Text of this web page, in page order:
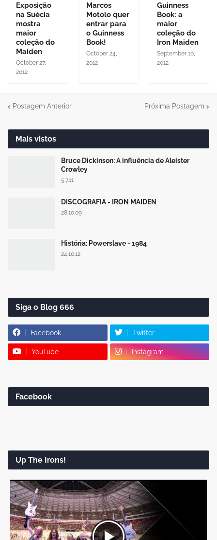
Exposição
na Suécia
mostra
maior
coleção do
Maiden
October 27,
2012
Marcos
Motolo quer
entrar para
o Guinness
Book!
October 24,
2012
Guinness
Book: a
maior
coleção do
Iron Maiden
September 10,
2012
Postagem Anterior Próxima Postagem
Mais vistos
Bruce Dickinson: A influência de Aleister
Crowley
5.7.11
DISCOGRAFIA - IRON MAIDEN
28.10.09
História: Powerslave - 1984
24.10.12
Siga o Blog 666
Facebook Twitter
YouTube Instagram
Facebook
Up The Irons!